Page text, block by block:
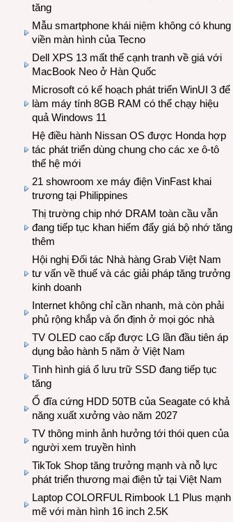
tăng
Mẫu smartphone khái niệm không có khung
viền màn hình của Tecno
Dell XPS 13 mất thế cạnh tranh về giá với
MacBook Neo ở Hàn Quốc
Microsoft có kế hoạch phát triển WinUI 3 để
làm máy tính 8GB RAM có thể chạy hiệu
quả Windows 11
Hệ điều hành Nissan OS được Honda hợp
tác phát triển dùng chung cho các xe ô-tô
thế hệ mới
21 showroom xe máy điện VinFast khai
trương tại Philippines
Thị trường chip nhớ DRAM toàn cầu vẫn
đang tiếp tục khan hiếm đẩy giá bộ nhớ tăng
thêm
Hội nghị Đối tác Nhà hàng Grab Việt Nam
tư vấn về thuế và các giải pháp tăng trưởng
kinh doanh
Internet không chỉ cần nhanh, mà còn phải
phủ rộng khắp và ổn định ở mọi góc nhà
TV OLED cao cấp được LG lần đầu tiên áp
dụng bảo hành 5 năm ở Việt Nam
Tình hình giá ổ lưu trữ SSD đang tiếp tục
tăng
Ổ đĩa cứng HDD 50TB của Seagate có khả
năng xuất xưởng vào năm 2027
TV thông minh ảnh hưởng tới thói quen của
người xem truyền hình
TikTok Shop tăng trưởng mạnh và nỗ lực
phát triển thương mại điện tử tại Việt Nam
Laptop COLORFUL Rimbook L1 Plus mạnh
mẽ với màn hình 16 inch 2.5K